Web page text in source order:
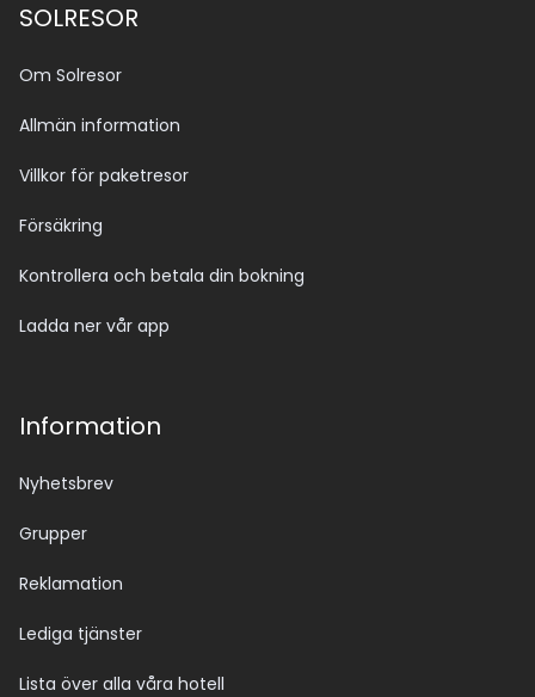
SOLRESOR
Om Solresor
Allmän information
Villkor för paketresor
Försäkring
Kontrollera och betala din bokning
Ladda ner vår app
Information
Nyhetsbrev
Grupper
Reklamation
Lediga tjänster
Lista över alla våra hotell